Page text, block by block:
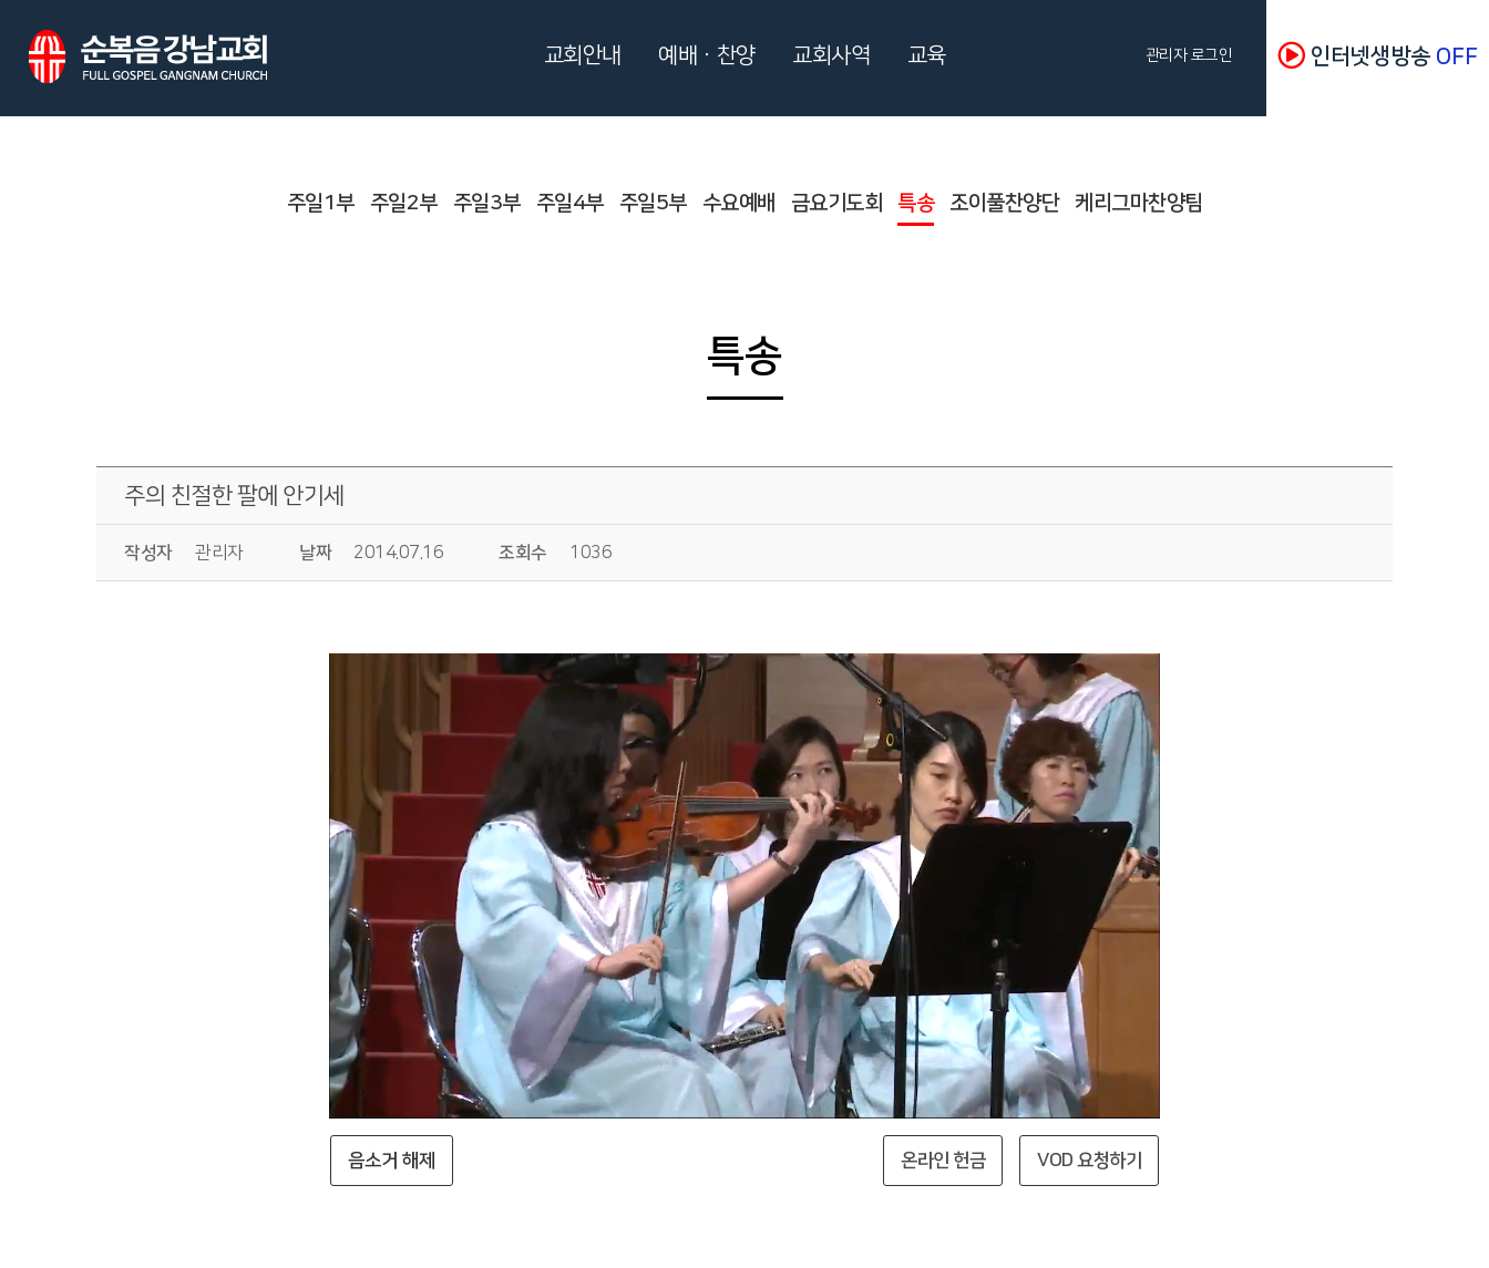
주일1부 주일2부 주일3부 주일4부 주일5부 수요예배 금요기도회 특송 조이풀찬양단 케리그마찬양팀
특송
주의 친절한 팔에 안기세
작성자 관리자 날짜 2014.07.16 조회수 1036
음소거 해제 VOD 요청하기
온라인 헌금
교회안내 예배ㆍ찬양 교회사역 교육 관리자 로그인 인터넷생방송 OFF